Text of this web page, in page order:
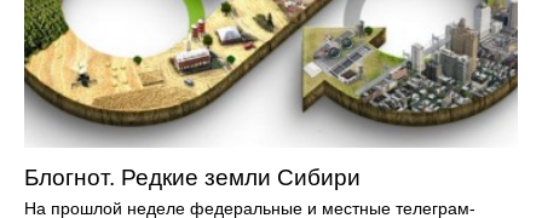
Блогнот. Редкие земли Сибири
На прошлой неделе федеральные и местные телеграм-